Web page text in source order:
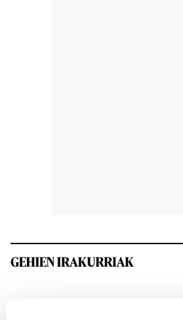
GEHIEN IRAKURRIAK